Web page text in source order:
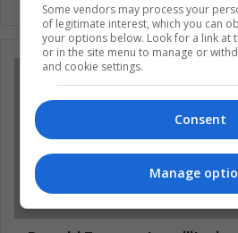
Some vendors may process your
of legitimate interest, which you can
your options below. Look for a link at
or in the site menu to manage or
and cookie settings.
Consent
Manage